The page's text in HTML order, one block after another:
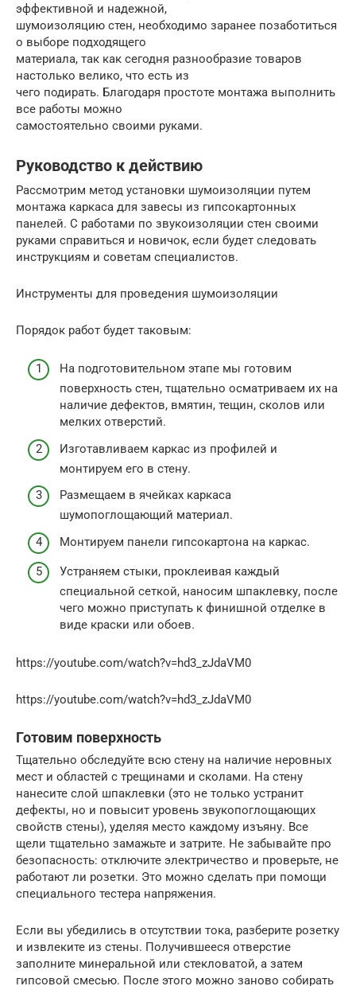
эффективной и надежной,
шумоизоляцию стен, необходимо заранее позаботиться
о выборе подходящего
материала, так как сегодня разнообразие товаров
настолько велико, что есть из
чего подирать. Благодаря простоте монтажа выполнить
все работы можно
самостоятельно своими руками.
Руководство к действию
Рассмотрим метод установки шумоизоляции путем
монтажа каркаса для завесы из гипсокартонных
панелей. С работами по звукоизоляции стен своими
руками справиться и новичок, если будет следовать
инструкциям и советам специалистов.
Инструменты для проведения шумоизоляции
Порядок работ будет таковым:
На подготовительном этапе мы готовим
поверхность стен, тщательно осматриваем их на
наличие дефектов, вмятин, тещин, сколов или
мелких отверстий.
Изготавливаем каркас из профилей и
монтируем его в стену.
Размещаем в ячейках каркаса
шумопоглощающий материал.
Монтируем панели гипсокартона на каркас.
Устраняем стыки, проклеивая каждый
специальной сеткой, наносим шпаклевку, после
чего можно приступать к финишной отделке в
виде краски или обоев.
https://youtube.com/watch?v=hd3_zJdaVM0
https://youtube.com/watch?v=hd3_zJdaVM0
Готовим поверхность
Тщательно обследуйте всю стену на наличие неровных
мест и областей с трещинами и сколами. На стену
нанесите слой шпаклевки (это не только устранит
дефекты, но и повысит уровень звукопоглощающих
свойств стены), уделяя место каждому изъяну. Все
щели тщательно замажьте и затрите. Не забывайте про
безопасность: отключите электричество и проверьте, не
работают ли розетки. Это можно сделать при помощи
специального тестера напряжения.
Если вы убедились в отсутствии тока, разберите розетку
и извлеките из стены. Получившееся отверстие
заполните минеральной или стекловатой, а затем
гипсовой смесью. После этого можно заново собирать